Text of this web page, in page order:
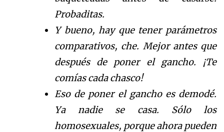
Probaditas.
Y bueno, hay que tener parámetros
comparativos, che. Mejor antes que
después de poner el gancho. ¡Te
comías cada chasco!
Eso de poner el gancho es demodé.
Ya nadie se casa. Sólo los
homosexuales, porque ahora pueden